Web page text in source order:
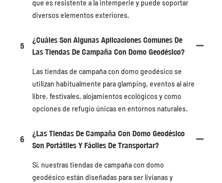
que es resistente a la intemperie y puede soportar
diversos elementos exteriores.
5
¿Cuáles Son Algunas Aplicaciones Comunes De
Las Tiendas De Campaña Con Domo Geodésico?
Las tiendas de campaña con domo geodésico se
utilizan habitualmente para glamping, eventos al aire
libre, festivales, alojamientos ecológicos y como
opciones de refugio únicas en entornos naturales.
6
¿Las Tiendas De Campaña Con Domo Geodésico
Son Portátiles Y Fáciles De Transportar?
Sí, nuestras tiendas de campaña con domo
geodésico están diseñadas para ser livianas y